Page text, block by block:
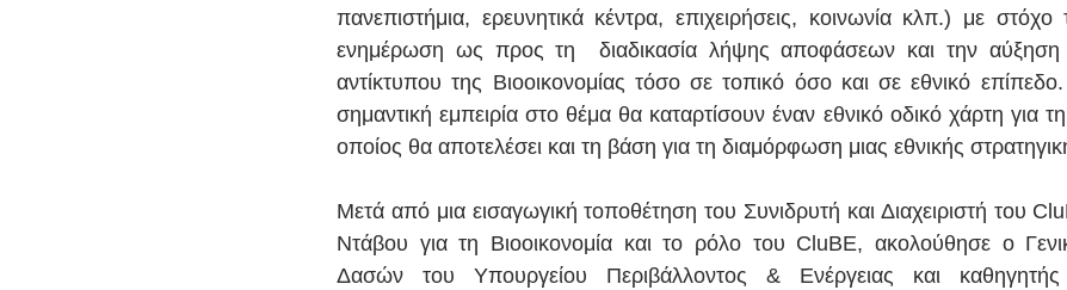
πανεπιστήμια, ερευνητικά κέντρα, επιχειρήσεις, κοινωνία κλπ.) με στόχο
ενημέρωση ως προς τη  διαδικασία λήψης αποφάσεων και την αύξηση
αντίκτυπου της Βιοοικονομίας τόσο σε τοπικό όσο και σε εθνικό
σημαντική εμπειρία στο θέμα θα καταρτίσουν έναν εθνικό οδικό χάρτη για
οποίος θα αποτελέσει και τη βάση για τη διαμόρφωση μιας εθνικής
Μετά από μια εισαγωγική τοποθέτηση του Συνιδρυτή και Διαχειριστή του
Ντάβου για τη Βιοοικονομία και το ρόλο του CluBE, ακολούθησε ο
Δασών του Υπουργείου Περιβάλλοντος & Ενέργειας και